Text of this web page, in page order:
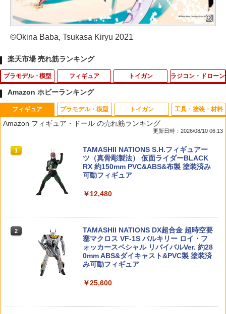
©Okina Baba, Tsukasa Kiryu 2021
楽天市場 売れ筋ランキング
プラモデル・模型
1
【送料無料】BANDAI SPIRITS(バンダイ
スピリッツ) HGUC 1/144 ザク2改 (機動
戦士ガンダム0080 ポケットの中の戦争)
￥3,528
【中古】[PTM] HGUC 1/144 PMX-003
￥3,660
フジミ模型 1/24 インチアップシリーズ
tion プラモデル
￥3,730
フィギュア
1
ROBOT魂 〈SIDE MS〉 MSM-07 量産型
ズゴック ver. A.N.I.M.E.(再販版) 『機動
戦士ガンダム』（再販）[BANDAI SPIRI
￥7,420
ROBOT魂 〈SIDE MS〉 MSM-07S シャ
￥7,420
リル本舗 フィギュア 棚 ひな壇 フィギュ
トイガン
1
HITCALL ヒットコール 天然由来成分PL
A配合 NM BB弾のみ 高精度 高真球 ウォ
ーター研磨仕上げ採用 サバゲー サバイ
ン エアーガン アウトドア・ホビー用品
￥1,470
ャパ対応 表面強度アップ 長掛けホップ
￥1,890
MILITARY-BASE IP67 ウォータープルー
ラジコン・ドローン
1
タミヤ OP.1862 サーボ用アルミ段付ビス
（4本）【54862】 ラジコンパーツ
0T
AXON GP-A6-031 PINION GEAR 64P 3
1T
￥770
Amazon ホビーランキング
フィギュア
Amazon フィギュア・ドール の売れ筋ランキング
更新日時：2026/08/10 06:13
1
TAMASHII NATIONS S.H.フィギュアー
ツ（真骨彫製法） 仮面ライダーBLACK
RX 約150mm PVC&ABS&布製 塗装済み
可動フィギュア
￥12,480
2
TAMASHII NATIONS DX超合金 超時空要
塞マクロス VF-1S バルキリー ロイ・フ
ォッカースペシャル リバイバルVer. 約28
0mm ABS&ダイキャスト&PVC製 塗装済
み可動フィギュア
￥25,600
プラモデル・模型 トイガン 工具・塗装・材料